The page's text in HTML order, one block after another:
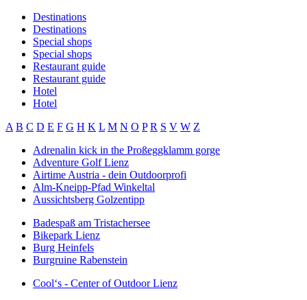
Destinations
Destinations
Special shops
Special shops
Restaurant guide
Restaurant guide
Hotel
Hotel
A B C D E F G H K L M N O P R S V W Z
Adrenalin kick in the Proßeggklamm gorge
Adventure Golf Lienz
Airtime Austria - dein Outdoorprofi
Alm-Kneipp-Pfad Winkeltal
Aussichtsberg Golzentipp
Badespaß am Tristachersee
Bikepark Lienz
Burg Heinfels
Burgruine Rabenstein
Cool‘s - Center of Outdoor Lienz